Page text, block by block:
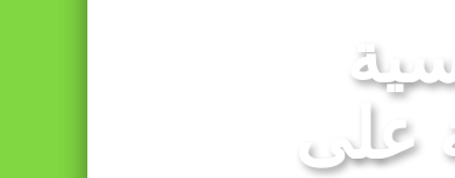
(مصدر حكومي)
السنغالي (0-0)
الرسمي باسم وزارة الداخلية)
على